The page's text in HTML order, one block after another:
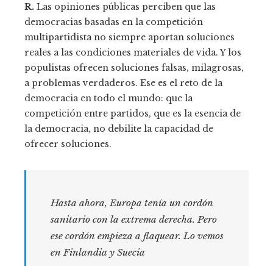
R. Las opiniones públicas perciben que las
democracias basadas en la competición
multipartidista no siempre aportan soluciones
reales a las condiciones materiales de vida. Y los
populistas ofrecen soluciones falsas, milagrosas,
a problemas verdaderos. Ese es el reto de la
democracia en todo el mundo: que la
competición entre partidos, que es la esencia de
la democracia, no debilite la capacidad de
ofrecer soluciones.
Hasta ahora, Europa tenía un cordón
sanitario con la extrema derecha. Pero
ese cordón empieza a flaquear. Lo vemos
en Finlandia y Suecia